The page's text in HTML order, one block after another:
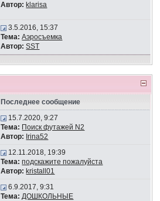
Автор: klarisa
3.5.2016, 15:37
Тема: Аэросъемка
Автор: SST
Последнее сообщение
15.7.2020, 9:27
Тема: Поиск футажей N2
Автор: Irina52
12.11.2018, 19:39
Тема: подскажите пожалуйста
Автор: kristall01
6.9.2017, 9:31
Тема: ДОШКОЛЬНЫЕ